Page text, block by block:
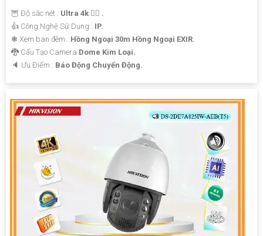
🦉 Độ sắc nét : Ultra 4k 👍🏾 .
👍 Công Nghệ Sử Dụng : IP.
❃ Xem ban đêm : Hồng Ngoại 30m Hồng Ngoại EXIR.
🐉️ Cấu Tạo Camera Dome Kim Loại.
️🔈 Ưu Điểm : Báo Động Chuyển Động.